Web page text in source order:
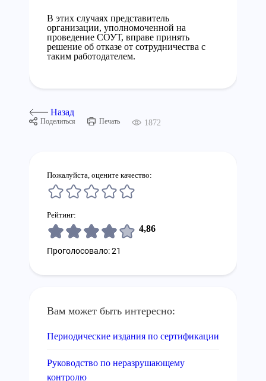
В этих случаях представитель
организации, уполномоченной на
проведение СОУТ, вправе принять
решение об отказе от сотрудничества с
таким работодателем.
Назад
Поделиться Печать 1872
Пожалуйста, оцените качество:
Рейтинг:
4,86
Проголосовало: 21
Вам может быть интересно:
Периодические издания по сертификации
Руководство по неразрушающему
контролю